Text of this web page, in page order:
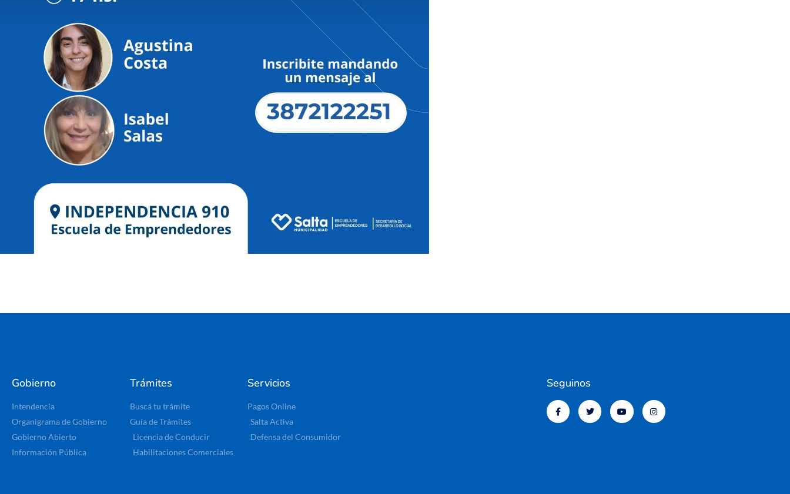
Gobierno
Intendencia
Organigrama de Gobierno
Gobierno Abierto
Información Pública
Trámites
Buscá tu trámite
Guía de Trámites
Licencia de Conducir
Habilitaciones Comerciales
Servicios
Pagos Online
Salta Activa
Defensa del Consumidor
Seguinos